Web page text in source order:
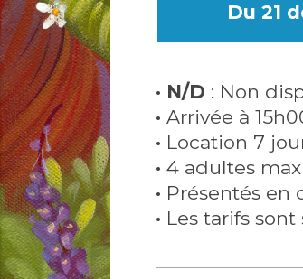
Du 21
· N/D : Non
· Arrivée à
· Location 7
· 4 adultes
· Présentés en
· Les tarifs